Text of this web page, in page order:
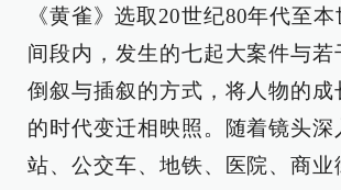
《黄雀》选取20世纪80年代至
间段内，发生的七起大案件与若
倒叙与插叙的方式，将人物的成
的时代变迁相映照。随着镜头
站、公交车、地铁、医院、商业